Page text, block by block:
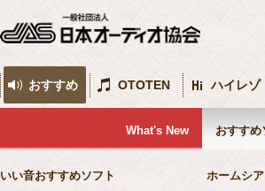
おすすめ
What's New おすすめ
いい音おすすめソフト ホームシ
OTOTEN ハイレゾ